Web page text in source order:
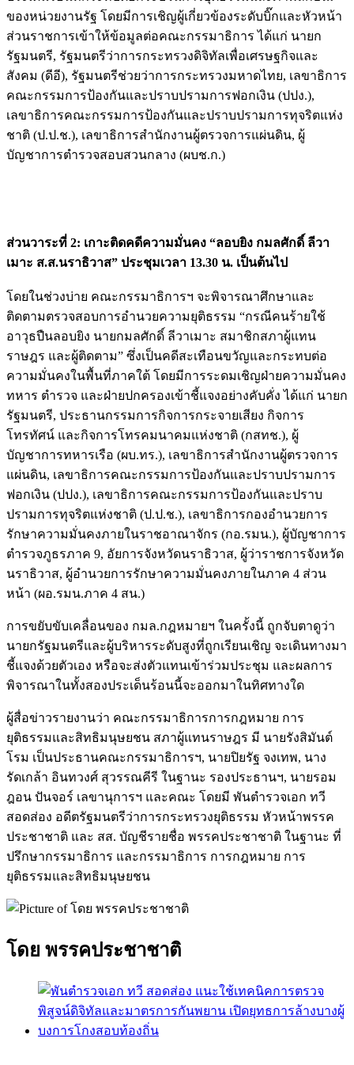
ของหน่วยงานรัฐ โดยมีการเชิญผู้เกี่ยวข้องระดับบิ๊กและหัวหน้า
ส่วนราชการเข้าให้ข้อมูลต่อคณะกรรมาธิการ ได้แก่ นายก
รัฐมนตรี, รัฐมนตรีว่าการกระทรวงดิจิทัลเพื่อเศรษฐกิจและ
สังคม (ดีอี), รัฐมนตรีช่วยว่าการกระทรวงมหาดไทย, เลขาธิการ
คณะกรรมการป้องกันและปราบปรามการฟอกเงิน (ปปง.),
เลขาธิการคณะกรรมการป้องกันและปราบปรามการทุจริตแห่ง
ชาติ (ป.ป.ช.), เลขาธิการสำนักงานผู้ตรวจการแผ่นดิน, ผู้
บัญชาการตำรวจสอบสวนกลาง (ผบช.ก.)
ส่วนวาระที่ 2: เกาะติดคดีความมั่นคง “ลอบยิง กมลศักดิ์ ลีวา
เมาะ ส.ส.นราธิวาส” ประชุมเวลา 13.30 น. เป็นต้นไป
โดยในช่วงบ่าย คณะกรรมาธิการฯ จะพิจารณาศึกษาและ
ติดตามตรวจสอบการอำนวยความยุติธรรม “กรณีคนร้ายใช้
อาวุธปืนลอบยิง นายกมลศักดิ์ ลีวาเมาะ สมาชิกสภาผู้แทน
ราษฎร และผู้ติดตาม” ซึ่งเป็นคดีสะเทือนขวัญและกระทบต่อ
ความมั่นคงในพื้นที่ภาคใต้ โดยมีการระดมเชิญฝ่ายความมั่นคง
ทหาร ตำรวจ และฝ่ายปกครองเข้าชี้แจงอย่างคับคั่ง ได้แก่ นายก
รัฐมนตรี, ประธานกรรมการกิจการกระจายเสียง กิจการ
โทรทัศน์ และกิจการโทรคมนาคมแห่งชาติ (กสทช.), ผู้
บัญชาการทหารเรือ (ผบ.ทร.), เลขาธิการสำนักงานผู้ตรวจการ
แผ่นดิน, เลขาธิการคณะกรรมการป้องกันและปราบปรามการ
ฟอกเงิน (ปปง.), เลขาธิการคณะกรรมการป้องกันและปราบ
ปรามการทุจริตแห่งชาติ (ป.ป.ช.), เลขาธิการกองอำนวยการ
รักษาความมั่นคงภายในราชอาณาจักร (กอ.รมน.), ผู้บัญชาการ
ตำรวจภูธรภาค 9, อัยการจังหวัดนราธิวาส, ผู้ว่าราชการจังหวัด
นราธิวาส, ผู้อำนวยการรักษาความมั่นคงภายในภาค 4 ส่วน
หน้า (ผอ.รมน.ภาค 4 สน.)
การขยับขับเคลื่อนของ กมล.กฎหมายฯ ในครั้งนี้ ถูกจับตาดูว่า
นายกรัฐมนตรีและผู้บริหารระดับสูงที่ถูกเรียนเชิญ จะเดินทางมา
ชี้แจงด้วยตัวเอง หรือจะส่งตัวแทนเข้าร่วมประชุม และผลการ
พิจารณาในทั้งสองประเด็นร้อนนี้จะออกมาในทิศทางใด
ผู้สื่อข่าวรายงานว่า คณะกรรมาธิการการกฎหมาย การ
ยุติธรรมและสิทธิมนุษยชน สภาผู้แทนราษฎร มี นายรังสิมันต์
โรม เป็นประธานคณะกรรมาธิการฯ, นายปิยรัฐ จงเทพ, นาง
รัดเกล้า อินทวงศ์ สุวรรณคีรี ในฐานะ รองประธานฯ, นายรอม
ฎอน ปันจอร์ เลขานุการฯ และคณะ โดยมี พันตำรวจเอก ทวี
สอดส่อง อดีตรัฐมนตรีว่าการกระทรวงยุติธรรม หัวหน้าพรรค
ประชาชาติ และ สส. บัญชีรายชื่อ พรรคประชาชาติ ในฐานะ ที่
ปรึกษากรรมาธิการ และกรรมาธิการ การกฎหมาย การ
ยุติธรรมและสิทธิมนุษยชน
โดย พรรคประชาชาติ